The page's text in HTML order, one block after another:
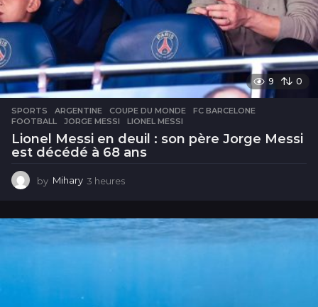
9 0
SPORTS ARGENTINE ,COUPE DU MONDE ,FC BARCELONE
FOOTBALL
,JORGE MESSI ,LIONEL MESSI
Lionel Messi en deuil : son père Jorge Messi
est décédé à 68 ans
by Mihary 3 heures
u